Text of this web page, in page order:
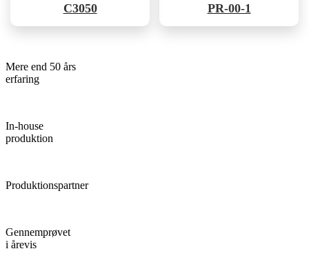
C3050 PR-00-1
Mere end 50 års
erfaring
In-house
produktion
Produktionspartner
Gennemprøvet
i årevis